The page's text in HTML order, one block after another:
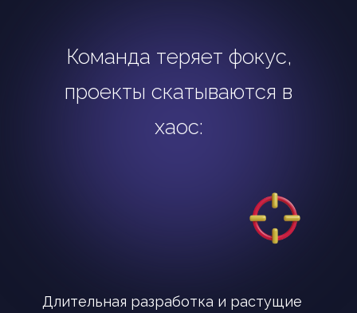
Команда теряет фокус,
проекты скатываются в
хаос:
Длительная разработка и растущие